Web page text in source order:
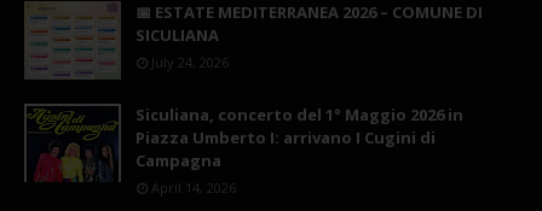
📅 ESTATE MEDITERRANEA 2026 – COMUNE DI
SICULIANA
July 24, 2026
Siculiana, concerto del 1° Maggio 2026 in
Piazza Umberto I: arrivano I Cugini di
Campagna
April 14, 2026